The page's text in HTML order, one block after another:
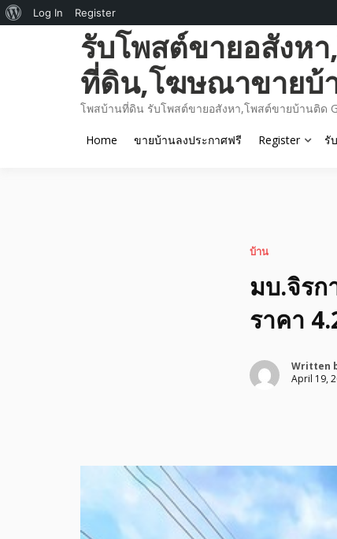
รับโพสต์ขายอสังห
ที่ดิน,โฆษณาขายบ้า
โพสบ้านที่ดิน รับโพสต์ขายอสังหา,โพสต์ขายบ้านติด
Home ขายบ้านลงประกาศฟรี Register รั
บ้าน
มบ.จิรก
ราคา
Written
April 19,
About
Log In Register